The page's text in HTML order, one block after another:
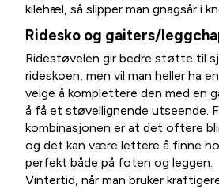
kilehæl, så slipper man gnagsår i
Ridesko og gaiters/
Ridestøvelen gir bedre støtte til
rideskoen, men vil man heller ha
velge å komplettere den med en
å få et støvellignende utseende.
kombinasjonen er at det oftere
og det kan være lettere å finne
perfekt både på foten og leggen.
Vintertid, når man bruker